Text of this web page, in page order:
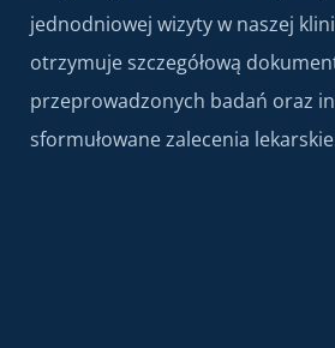
jednodniowej wizyty w naszej
otrzymuje szczegółową
przeprowadzonych badań oraz
sformułowane zalecenia